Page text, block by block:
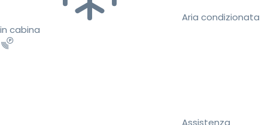
Aria condizionata
in cabina
Assistenza